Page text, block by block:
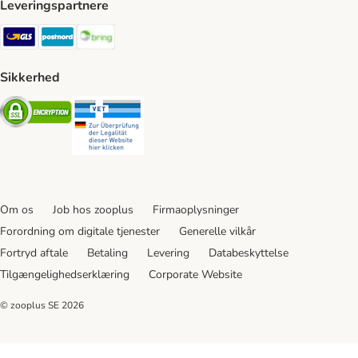
Leveringspartnere
GLS Shipping Method
Postnord Shipping Method
Sikkerhed
Security
Om os Job hos zooplus
Firmaoplysninger
Forordning om digitale tjenester
Generelle vilkår
Fortryd aftale
Betaling Levering
Databeskyttelse
Tilgængelighedserklæring
Corporate Website
© zooplus SE 2026